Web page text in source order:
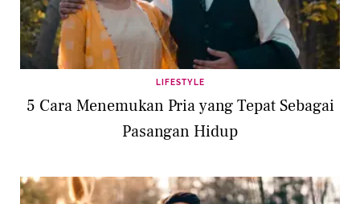
LIFESTYLE
5 Cara Menemukan Pria yang Tepat Sebagai
Pasangan Hidup